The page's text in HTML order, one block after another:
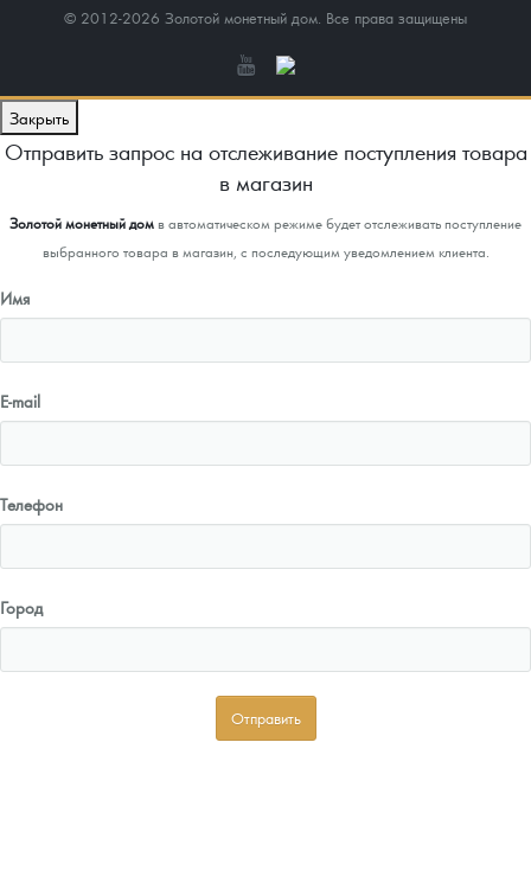
© 2012-2026 Золотой монетный дом. Все права защищены
Закрыть
Отправить запрос на отслеживание поступления товара
в магазин
Золотой монетный домв автоматическом режиме будет отслеживать поступление
выбранного товара в магазин, с последующим уведомлением клиента.
Имя
E-mail
Телефон
Город
Отправить